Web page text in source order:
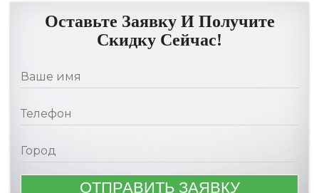
Оставьте Заявку И Получите
Скидку Сейчас!